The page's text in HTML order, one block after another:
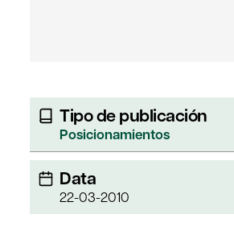
Tipo de publicación
Posicionamientos
Data
22-03-2010